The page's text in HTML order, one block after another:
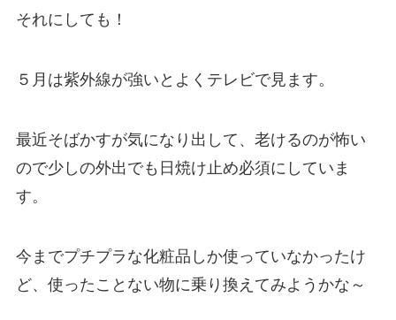
それにしても！
５月は紫外線が強いとよくテレビで見ます。
最近そばかすが気になり出して、老けるのが怖い
ので少しの外出でも日焼け止め必須にしていま
す。
今までプチプラな化粧品しか使っていなかったけ
ど、使ったことない物に乗り換えてみようかな～